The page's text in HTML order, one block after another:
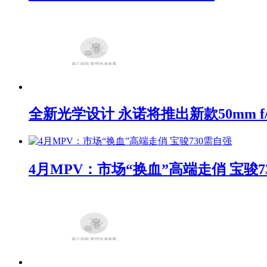
全新光学设计 永诺将推出新款50mm
4月MPV：市场“换血”高端走俏 宝骏